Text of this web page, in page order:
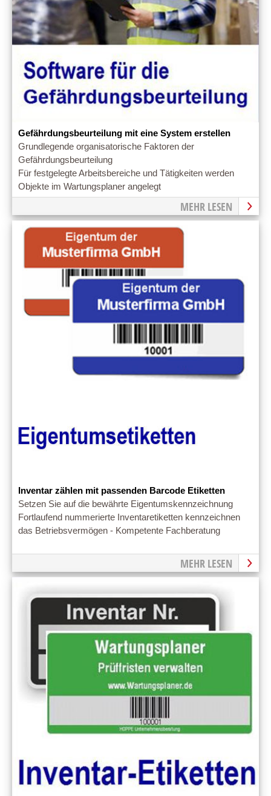
Gefährdungsbeurteilung mit eine System erstellen
Grundlegende organisatorische Faktoren der
Gefährdungsbeurteilung
Für festgelegte Arbeitsbereiche und Tätigkeiten werden
Objekte im Wartungsplaner angelegt
MEHR LESEN
Inventar zählen mit passenden Barcode Etiketten
Setzen Sie auf die bewährte Eigentumskennzeichnung
Fortlaufend nummerierte Inventaretiketten kennzeichnen
das Betriebsvermögen - Kompetente Fachberatung
MEHR LESEN